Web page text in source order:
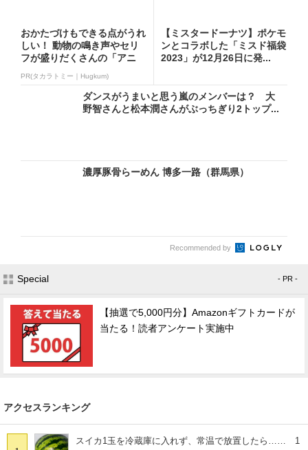
おかたづけもできる点がうれ
しい！ 動物の鳴き声やセリ
フが盛りだくさんの「アニ
PR(タカラトミー｜Hugkum)
【ミスタードーナツ】ポケモ
ンとコラボした「ミスド福袋
2023」が12月26日に発...
ダンスがうまいと思う嵐のメンバーは？ 大
野智さんと松本潤さんがぶっちぎり2トップ...
濃厚豚骨らーめん 博多一路（群馬県）
Recommended by
Special - PR -
【抽選で5,000円分】Amazonギフトカードが
当たる！読者アンケート実施中
アクセスランキング
スイカ1玉を冷蔵庫に入れず、常温で放置したら…… 1